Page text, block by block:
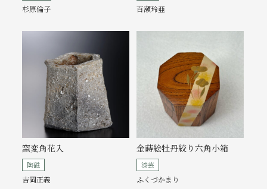
杉原倫子 百瀬玲亜
窯変角花入
陶磁
吉岡正義
金蒔絵牡丹絞り六角小箱
漆芸
ふくづかまり